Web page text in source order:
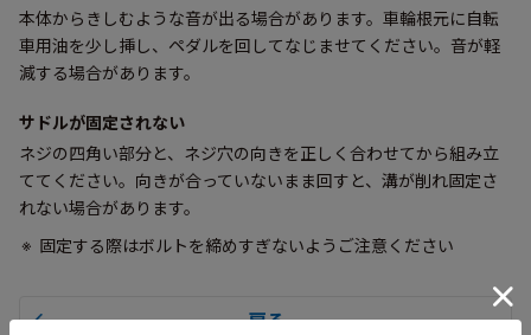
本体からきしむような音が出る場合があります。車輪根元に自転
車用油を少し挿し、ペダルを回してなじませてください。音が軽
減する場合があります。
サドルが固定されない
ネジの四角い部分と、ネジ穴の向きを正しく合わせてから組み立
ててください。向きが合っていないまま回すと、溝が削れ固定さ
れない場合があります。
固定する際はボルトを締めすぎないようご注意ください
戻る